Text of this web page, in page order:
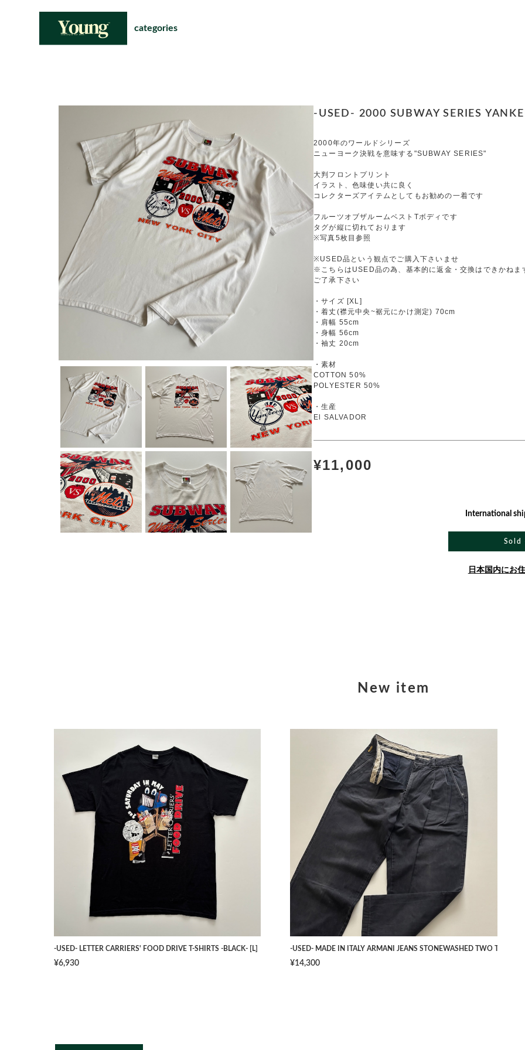
categories
-USED- 2000 SUBWAY SERIES
2000年のワールドシリーズ
ニューヨーク決戦を意味する"SUBWAY SERIES"
大判フロントプリント
イラスト、色味使い共に良く
コレクターズアイテムとしてもお勧めの一着です
フルーツオブザルームベストTボディです
タグが縦に切れております
※写真5枚目参照
※USED品という観点でご購入下さいませ
※こちらはUSED品の為、基本的に返金・交換はできかねま
ご了承下さい
・サイズ [XL]
・着丈(襟元中央~裾元にかけ測定) 70cm
・肩幅 55cm
・身幅 56cm
・袖丈 20cm
・素材
COTTON 50%
POLYESTER 50%
・生産
El SALVADOR
¥11,000
International
Sold
日本国内にお
New item
-USED- LETTER CARRIERS' FOOD DRIVE T-SHIRTS -BLACK- [L]
¥6,930
-USED- MADE IN ITALY ARMANI JEANS STONEWASHED TWO TUCK
¥14,300